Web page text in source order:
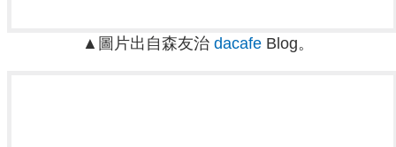
▲圖片出自森友治 dacafe Blog。